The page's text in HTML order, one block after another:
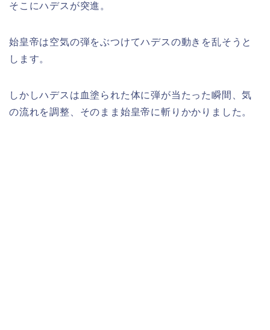
そこにハデスが突進。
始皇帝は空気の弾をぶつけてハデスの動きを乱そうと
します。
しかしハデスは血塗られた体に弾が当たった瞬間、気
の流れを調整、そのまま始皇帝に斬りかかりました。